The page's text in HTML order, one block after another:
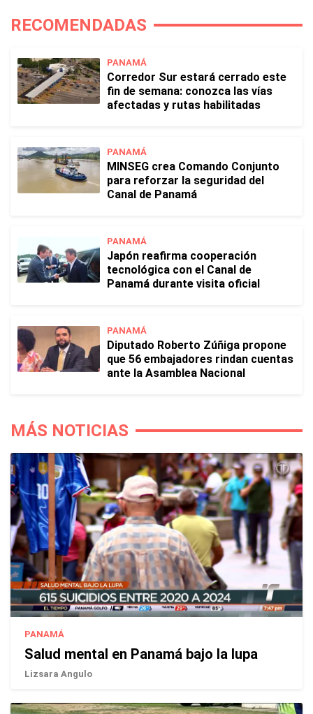
RECOMENDADAS
PANAMÁ
Corredor Sur estará cerrado este
fin de semana: conozca las vías
afectadas y rutas habilitadas
PANAMÁ
MINSEG crea Comando Conjunto
para reforzar la seguridad del
Canal de Panamá
PANAMÁ
Japón reafirma cooperación
tecnológica con el Canal de
Panamá durante visita oficial
PANAMÁ
Diputado Roberto Zúñiga propone
que 56 embajadores rindan cuentas
ante la Asamblea Nacional
MÁS NOTICIAS
PANAMÁ
Salud mental en Panamá bajo la lupa
Lizsara Angulo